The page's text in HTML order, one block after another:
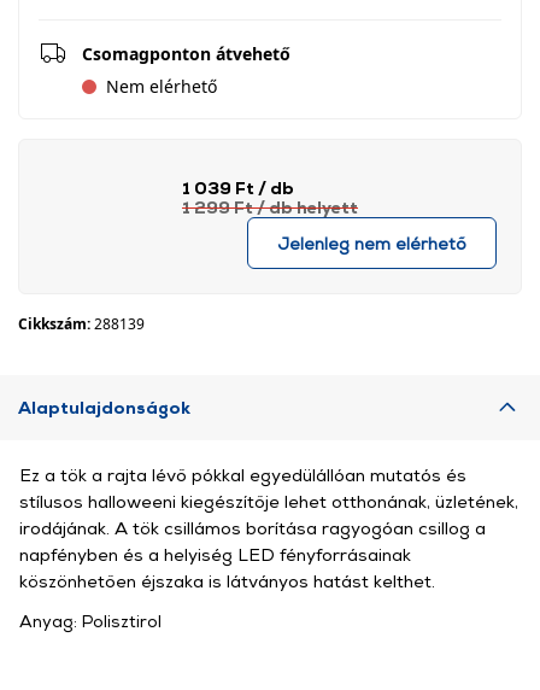
Csomagponton átvehető
Nem elérhető
1 039 Ft / db
1 299 Ft/ dbhelyett
Jelenleg nem elérhető
Cikkszám:288139
Alaptulajdonságok
Ez a tök a rajta lévő pókkal egyedülállóan mutatós és
stílusos halloweeni kiegészítője lehet otthonának, üzletének,
irodájának. A tök csillámos borítása ragyogóan csillog a
napfényben és a helyiség LED fényforrásainak
köszönhetően éjszaka is látványos hatást kelthet.
Anyag: Polisztirol